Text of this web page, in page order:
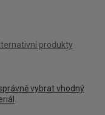
produkty
vybrat vhodný